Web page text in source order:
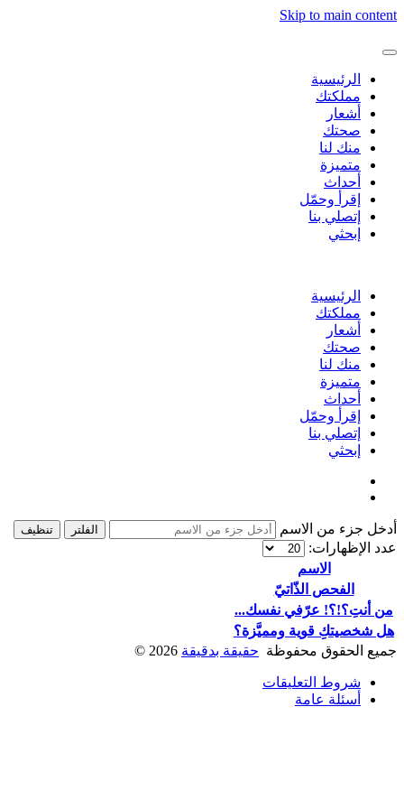
Skip to main content
الرئيسية
مملكتك
أشعار
صحتك
منك لنا
متميزة
أحداث
إقرأ وحمّل
إتصلي بنا
إبحثي
الرئيسية
مملكتك
أشعار
صحتك
منك لنا
متميزة
أحداث
إقرأ وحمّل
إتصلي بنا
إبحثي
أدخل جزء من الاسم الفلتر تنظيف
عدد الإظهارات:
الاسم
الفحص الذّاتيّ
من أنتِ؟!؟! عرّفي نفسك...
هل شخصيتكِ قوية ومميَّزة؟
جميع الحقوق محفوظة حقيقة بدقيقة 2026
©
شروط التعليقات
أسئلة عامة